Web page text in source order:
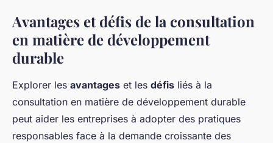
Avantages et défis de la consultation
en matière de développement
durable
Explorer les avantages et les défis liés à la
consultation en matière de développement durable
peut aider les entreprises à adopter des pratiques
responsables face à la demande croissante des